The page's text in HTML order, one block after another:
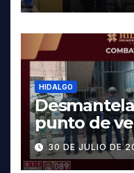
HIDALGO
punto de
Pachuca;
30 DE JULIO DE